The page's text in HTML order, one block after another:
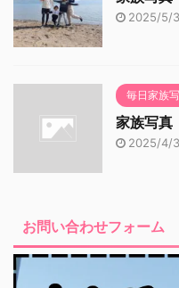
2025/5/
毎日家族
家族写真
2025/4/
お問い合わせフォーム